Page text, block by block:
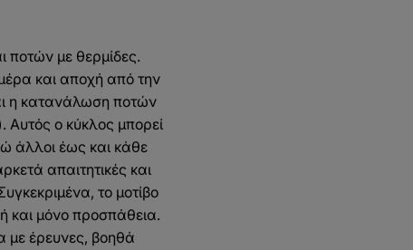
ποτών με θερμίδες.
και αποχή από την
η κατανάλωση ποτών
Αυτός ο κύκλος μπορεί
άλλοι έως και κάθε
απαιτητικές και
το μοτίβο
και μόνο προσπάθεια.
με έρευνες, βοηθά